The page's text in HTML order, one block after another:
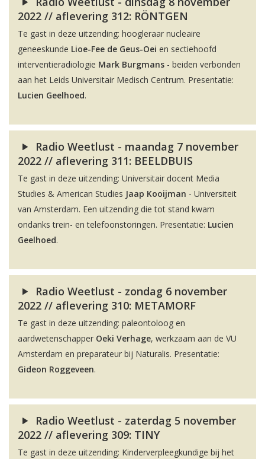
2022 // aflevering 312: RÖNTGEN
Te gast in deze uitzending: hoogleraar nucleaire
geneeskunde Lioe-Fee de Geus-Oei en sectiehoofd
interventieradiologie Mark Burgmans - beiden verbonden
aan het Leids Universitair Medisch Centrum. Presentatie:
Lucien Geelhoed.
Radio Weetlust - maandag 7 november
2022 // aflevering 311: BEELDBUIS
Te gast in deze uitzending: Universitair docent Media
Studies & American Studies Jaap Kooijman - Universiteit
van Amsterdam. Een uitzending die tot stand kwam
ondanks trein- en telefoonstoringen. Presentatie: Lucien
Geelhoed.
Radio Weetlust - zondag 6 november
2022 // aflevering 310: METAMORF
Te gast in deze uitzending: paleontoloog en
aardwetenschapper Oeki Verhage, werkzaam aan de VU
Amsterdam en preparateur bij Naturalis. Presentatie:
Gideon Roggeveen.
Radio Weetlust - zaterdag 5 november
2022 // aflevering 309: TINY
Te gast in deze uitzending: Kinderverpleegkundige bij het